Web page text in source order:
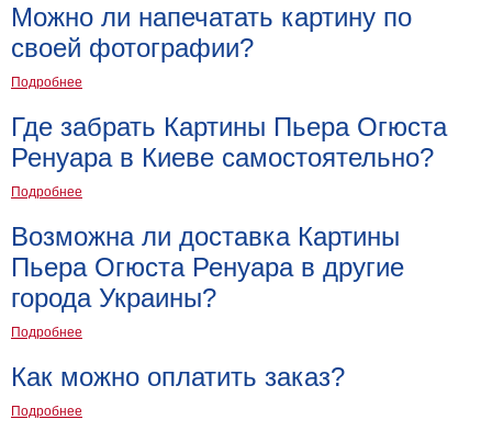
Можно ли напечатать картину по
своей фотографии?
Подробнее
Где забрать Картины Пьера Огюста
Ренуара в Киеве самостоятельно?
Подробнее
Возможна ли доставка Картины
Пьера Огюста Ренуара в другие
города Украины?
Подробнее
Как можно оплатить заказ?
Подробнее